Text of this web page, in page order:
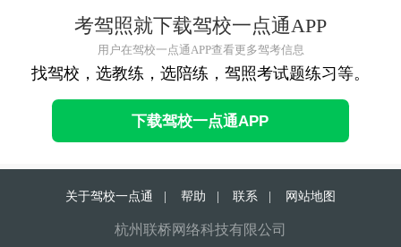
考驾照就下载驾校一点通APP
用户在驾校一点通APP查看更多驾考信息
找驾校，选教练，选陪练，驾照考试题练习等。
下载驾校一点通APP
关于驾校一点通 | 帮助 | 联系 | 网站地图
杭州联桥网络科技有限公司